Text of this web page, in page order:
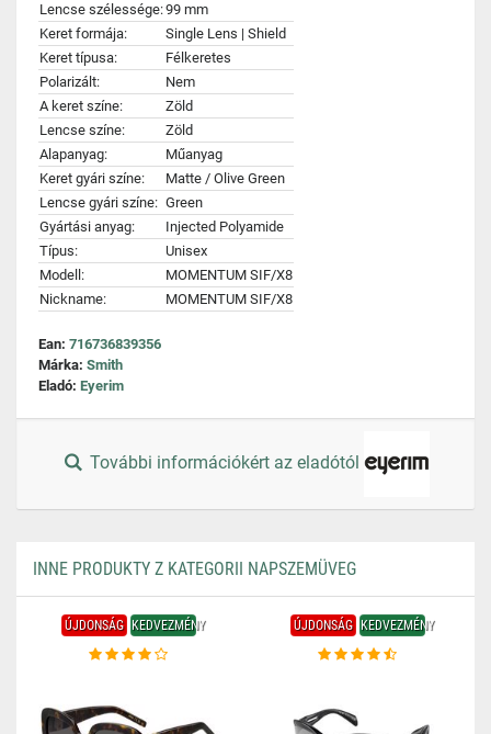
Lencse szélessége:99 mm
Keret formája:
Single Lens | Shield
Keret típusa:
Félkeretes
Polarizált:
Nem
A keret színe:
Zöld
Lencse színe:
Zöld
Alapanyag:
Műanyag
Keret gyári színe:
Matte / Olive Green
Lencse gyári színe: Green
Gyártási anyag:
Injected Polyamide
Típus:
Unisex
Modell:
MOMENTUM SIF/X8
Nickname:
MOMENTUM SIF/X8
Ean: 716736839356
Márka: Smith
Eladó: Eyerim
További információkért az eladótól
INNE PRODUKTY Z KATEGORII NAPSZEMÜVEG
ÚJDONSÁG KEDVEZMÉNY ÚJDONSÁG KEDVEZMÉNY